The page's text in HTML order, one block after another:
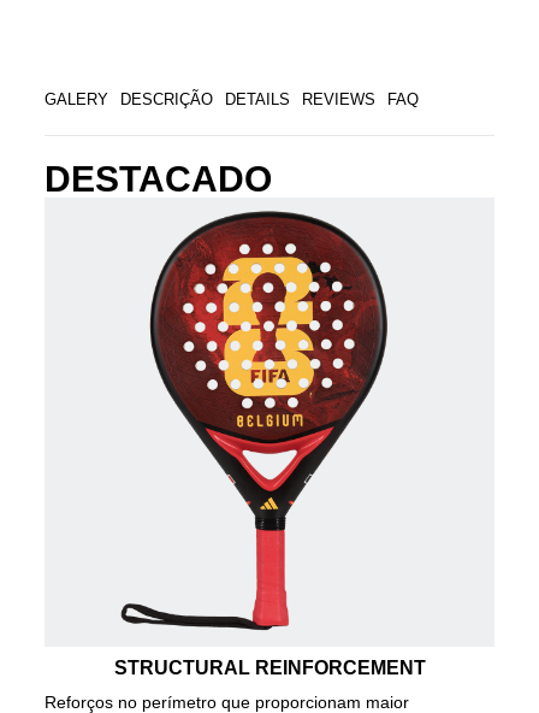
GALERY DESCRIÇÃO DETAILS REVIEWS FAQ
DESTACADO
STRUCTURAL REINFORCEMENT
Reforços no perímetro que proporcionam maior